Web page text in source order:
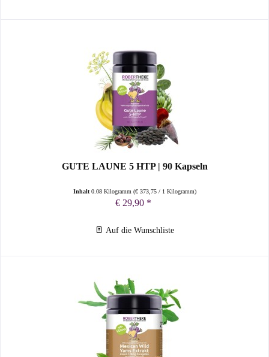
GUTE LAUNE 5 HTP | 90 Kapseln
Inhalt 0.08 Kilogramm (€ 373,75/ 1 Kilogramm)
€ 29,90 *
Auf die Wunschliste